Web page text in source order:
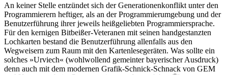
An keiner Stelle entzündet sich der Generationenkonflikt unter den
Programmierern heftiger, als an der Programmierumgebung und der
Benutzerführung ihrer jeweils heißgeliebten Programmiersprache.
Für den kernigen Bitbeißer-Veteranen mit seinen handgestanzten
Lochkarten bestand die Benutzerführung allenfalls aus den
Wegweisern zum Raum mit den Kartenlesegeräten. Was sollte ein
solches »Urviech« (wohlwollend gemeinter bayerischer Ausdruck)
denn auch mit dem modernen Grafik-Schnick-Schnack von GEM